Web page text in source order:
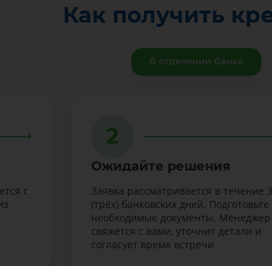
Как получить
В отделении банка
с
2
Ожидайте решения
Заявка рассматривается в течение 3
(трёх) банковских дней. Подготовьте
необходимые документы. Менеджер
свяжется с вами, уточнит детали и
согласует время встречи